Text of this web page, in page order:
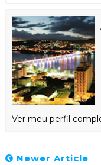
Ver meu perfil
Newer Article